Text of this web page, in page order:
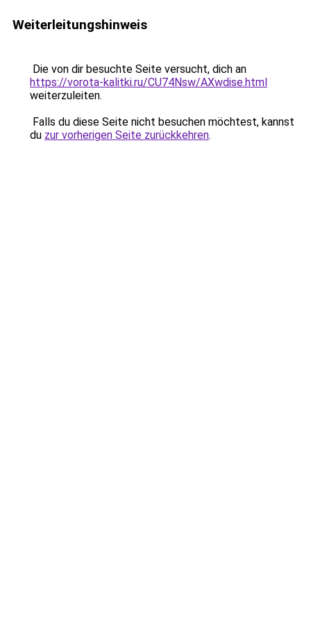
Weiterleitungshinweis
Die von dir besuchte Seite versucht, dich an
https://vorota-kalitki.ru/CU74Nsw/AXwdise.html
weiterzuleiten.
Falls du diese Seite nicht besuchen möchtest, kannst
du zur vorherigen Seite zurückkehren.